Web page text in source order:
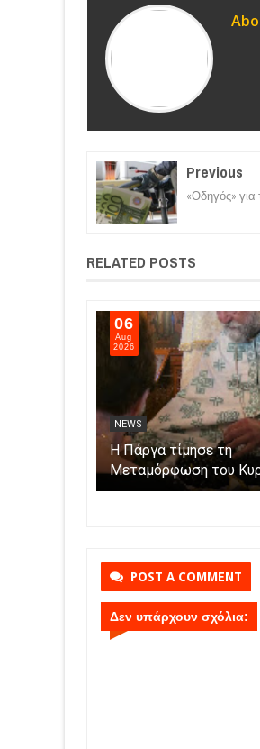
Previous
«Οδηγός» για
RELATED POSTS
06
Aug
2026
NEWS
Η Πάργα τίμησε τη
Μεταμόρφωση του
POST A COMMENT
Δεν υπάρχουν σχόλια: